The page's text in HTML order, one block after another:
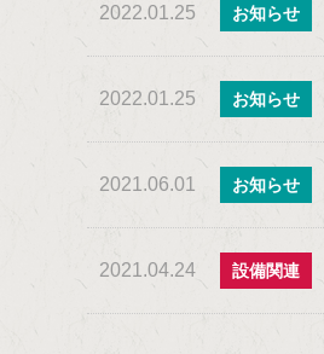
2022.01.25 お知らせ
2022.01.25 お知らせ
2021.06.01 お知らせ
2021.04.24 設備関連